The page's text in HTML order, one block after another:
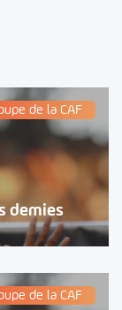
de la CAF
demies
de la CAF